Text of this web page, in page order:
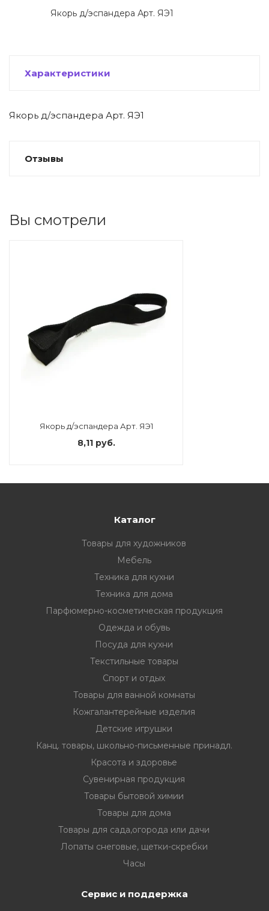
Якорь д/эспандера Арт. ЯЭ1
Характеристики
Якорь д/эспандера Арт. ЯЭ1
Отзывы
Вы смотрели
Якорь д/эспандера Арт. ЯЭ1
8,11 руб.
Каталог
Товары для художников
Мебель
Техника для кухни
Техника для дома
Парфюмерно-косметическая продукция
Одежда и обувь
Посуда для кухни
Текстильные товары
Спорт и отдых
Товары для ванной комнаты
Кожгалантерейные изделия
Детские игрушки
Канц. товары, школьно-письменные принадл.
Красота и здоровье
Сувенирная продукция
Товары бытовой химии
Товары для дома
Товары для сада,огорода или дачи
Лопаты снеговые, щетки-скребки
Часы
Сервис и поддержка